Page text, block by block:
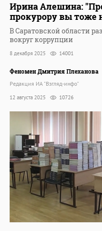
Ирина Алешина:
прокурору вы тоже
В Саратовской области
вокруг коррупции
8 декабря 2025 14001
Феномен Дмитрия Плеханова
Редакция ИА "Взгляд-инфо"
12 августа 2025 10726